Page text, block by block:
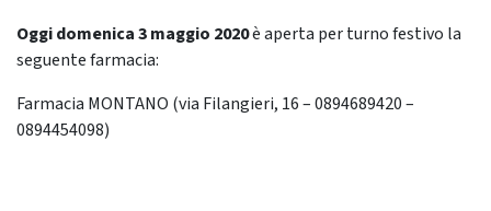
Oggi domenica 3 maggio 2020è aperta per turno festivo la
seguente farmacia:
Farmacia MONTANO (via Filangieri, 16 – 0894689420 –
0894454098)